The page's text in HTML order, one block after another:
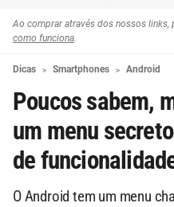
Ao comprar através dos nossos links,
como funciona.
Dicas Smartphones Android
Poucos sabem,
um menu
de
O Android tem um menu